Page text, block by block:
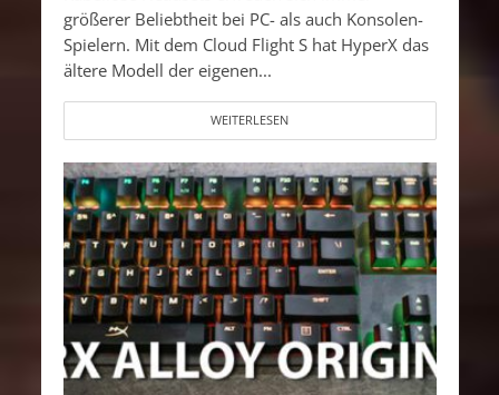
größerer Beliebtheit bei PC- als auch Konsolen-
Spielern. Mit dem Cloud Flight S hat HyperX das
ältere Modell der eigenen...
WEITERLESEN